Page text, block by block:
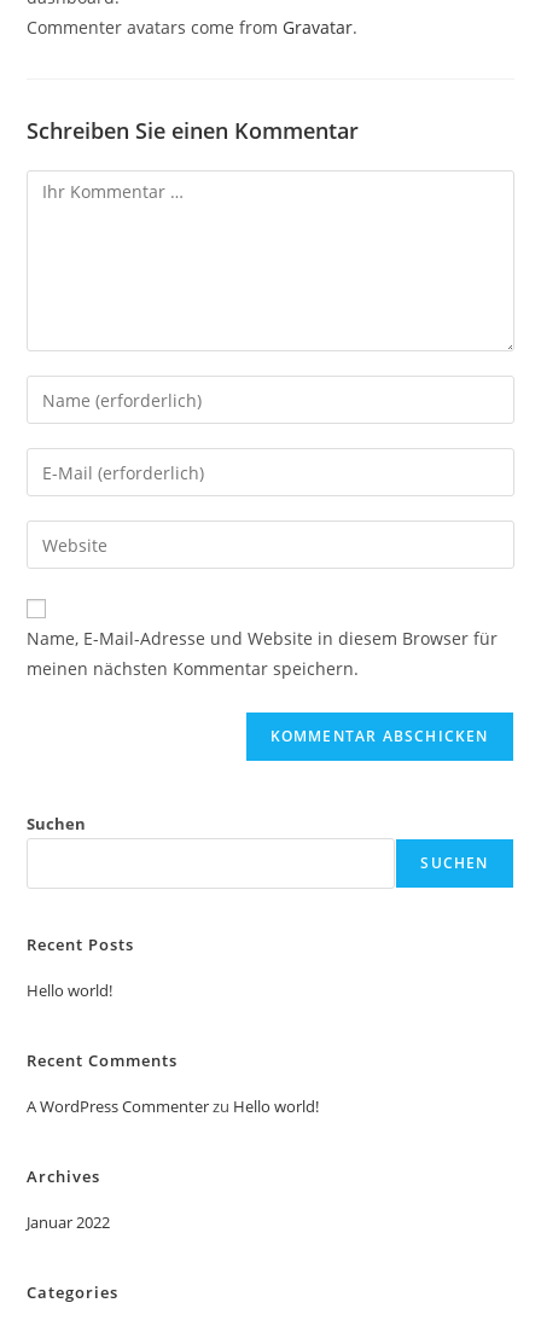
Commenter avatars come from Gravatar.
Schreiben Sie einen Kommentar
Name, E-Mail-Adresse und Website in diesem Browser für
meinen nächsten Kommentar speichern.
Suchen
SUCHEN
Recent Posts
Hello world!
Recent Comments
A WordPress Commenterzu Hello world!
Archives
Januar 2022
Categories